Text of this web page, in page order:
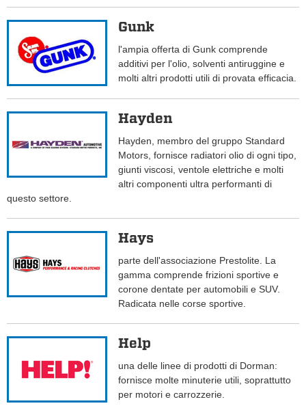
Gunk
l'ampia offerta di Gunk comprende
additivi per l'olio, solventi antiruggine e
molti altri prodotti utili di provata efficacia.
Hayden
Hayden, membro del gruppo Standard
Motors, fornisce radiatori olio di ogni tipo,
giunti viscosi, ventole elettriche e molti
altri componenti ultra performanti di
questo settore.
Hays
parte dell'associazione Prestolite. La
gamma comprende frizioni sportive e
corone dentate per automobili e SUV.
Radicata nelle corse sportive.
Help
una delle linee di prodotti di Dorman:
fornisce molte minuterie utili, soprattutto
per motori e carrozzerie.